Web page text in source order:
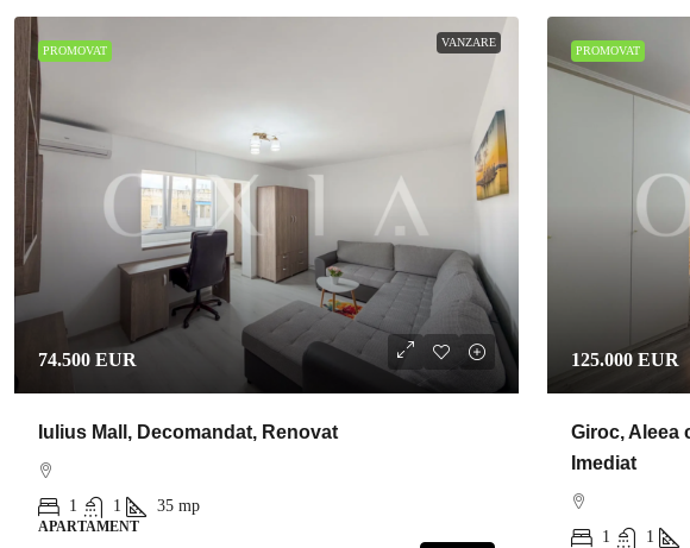
PROMOVAT
VANZARE
74.500 EUR
Iulius Mall, Decomandat, Renovat
1 1 35 mp
APARTAMENT
PROMOVAT
125.000 EUR
Giroc, Aleea
Imediat
1 1